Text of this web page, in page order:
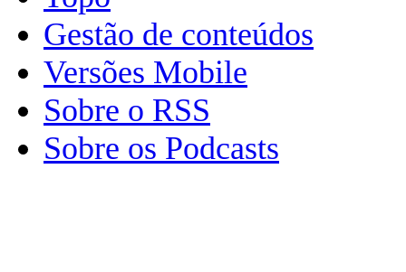
Gestão de conteúdos
Versões Mobile
Sobre o RSS
Sobre os Podcasts